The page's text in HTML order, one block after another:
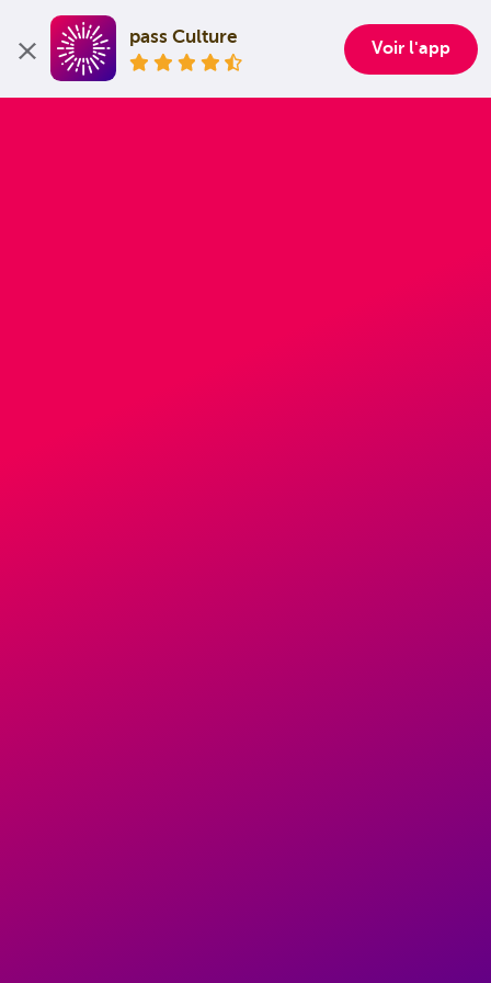
pass Culture
Voir l'app